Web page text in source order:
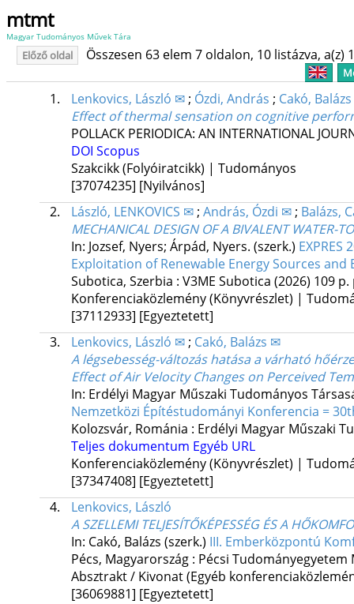
mtmt
Magyar Tudományos Művek Tára
Előző oldal Összesen 63 elem 7 oldalon, 10 listázva, a(z)
1. Lenkovics, László ✉; Ózdi, András ; Cakó, Balázs
Effect of thermal sensation on cognitive
POLLACK PERIODICA: AN INTERNATIONAL
DOI Scopus
Szakcikk (Folyóiratcikk) | Tudományos
[37074235] [Nyilvános]
2.
László, LENKOVICS ✉; András, Ózdi ✉; Balázs,
MECHANICAL DESIGN OF A BIVALENT WATER-
In: Jozsef, Nyers; Árpád, Nyers. (szerk.)
Exploitation of Renewable Energy Sources and
Subotica, Szerbia : V3ME Subotica (2026) 109 p.
Konferenciaközlemény (Könyvrészlet) |
[37112933] [Egyeztetett]
3.
Lenkovics, László ✉; Cakó, Balázs ✉
A légsebesség-változás hatása a várható
Effect of Air Velocity Changes on Perceived
In: Erdélyi Magyar Műszaki Tudományos
Nemzetközi Építéstudományi Konferencia =
Kolozsvár, Románia : Erdélyi Magyar Műszaki
Teljes dokumentum Egyéb URL
Konferenciaközlemény (Könyvrészlet) |
[37347408] [Egyeztetett]
4.
Lenkovics, László
A SZELLEMI TELJESÍTŐKÉPESSÉG ÉS A
In: Cakó, Balázs (szerk.) III. Emberközpontú
Pécs, Magyarország : Pécsi Tudományegyetem
Absztrakt / Kivonat (Egyéb
[36069881] [Egyeztetett]